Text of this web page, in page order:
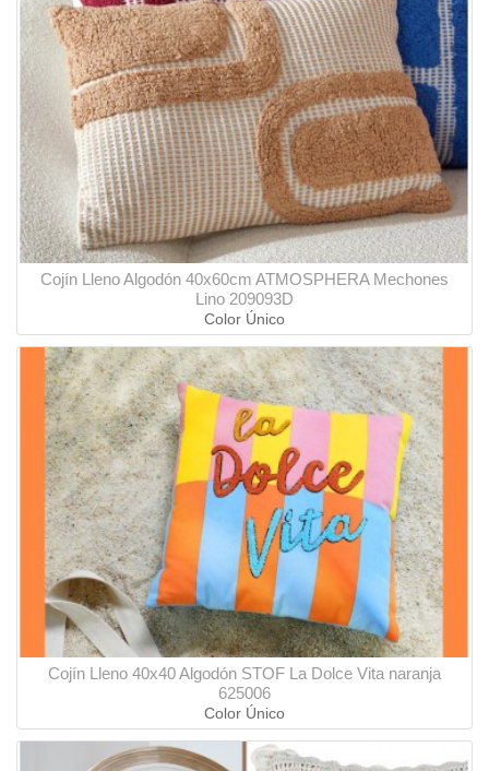
Cojín Lleno Algodón 40x60cm ATMOSPHERA Mechones
Lino 209093D
Color Único
Cojín Lleno 40x40 Algodón STOF La Dolce Vita naranja
625006
Color Único